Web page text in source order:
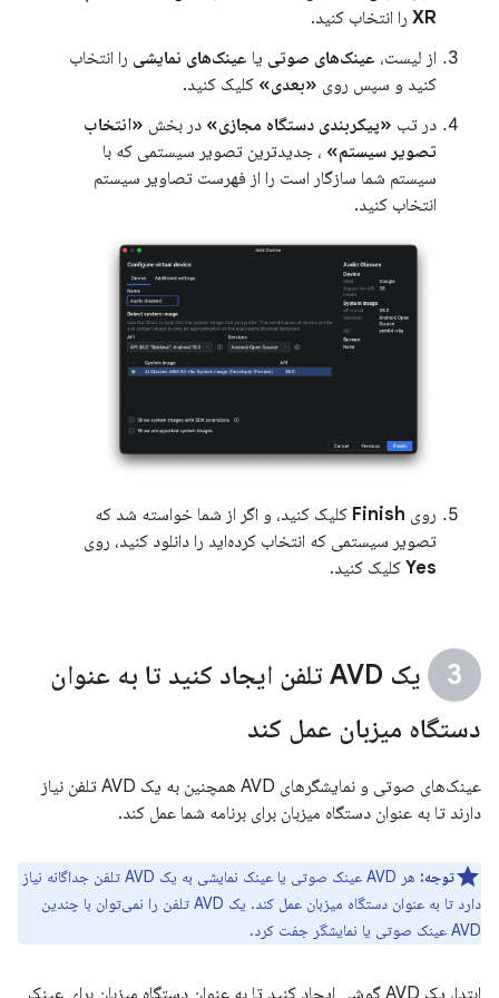
XR را انتخاب کنید.
از لیست، عینک‌های صوتی یا عینک‌های نمایشی را انتخاب
کنید و سپس روی «بعدی» کلیک کنید.
در تب «پیکربندی دستگاه مجازی» در بخش «انتخاب
تصویر سیستم» ، جدیدترین تصویر سیستمی که با
سیستم شما سازگار است را از فهرست تصاویر سیستم
انتخاب کنید.
روی Finish کلیک کنید، و اگر از شما خواسته شد که
تصویر سیستمی که انتخاب کرده‌اید را دانلود کنید، روی
Yes کلیک کنید.
یک AVD تلفن ایجاد کنید تا به عنوان
دستگاه میزبان عمل کند
عینک‌های صوتی و نمایشگرهای AVD همچنین به یک AVD تلفن نیاز
دارند تا به عنوان دستگاه میزبان برای برنامه شما عمل کند.
توجه:
هر AVD عینک صوتی یا عینک نمایشی به یک AVD تلفن جداگانه نیاز
دارد تا به عنوان دستگاه میزبان عمل کند. یک AVD تلفن را نمی‌توان با چندین
AVD عینک صوتی یا نمایشگر جفت کرد.
ابتدا، یک AVD گوشی ایجاد کنید تا به عنوان دستگاه میزبان برای عینک